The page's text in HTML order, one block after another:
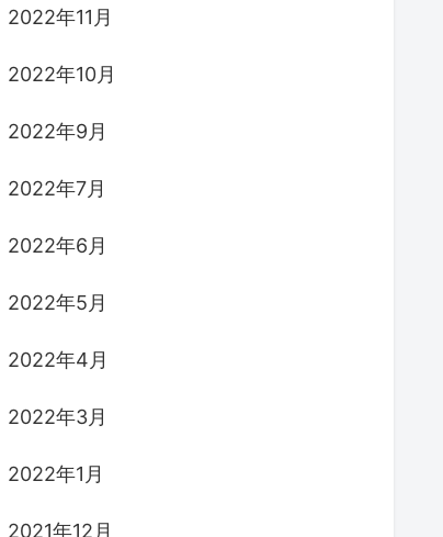
2022年11月
2022年10月
2022年9月
2022年7月
2022年6月
2022年5月
2022年4月
2022年3月
2022年1月
2021年12月